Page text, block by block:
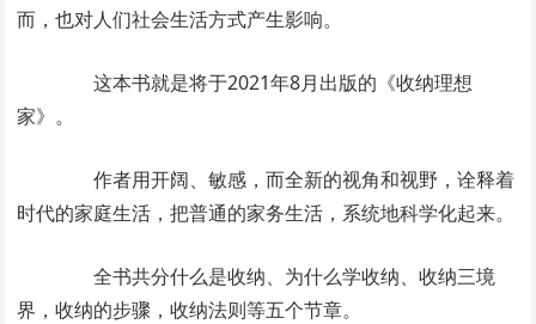
而，也对人们社会生活方式产生影响。
这本书就是将于2021年8月出版的《收纳理想
家》。
作者用开阔、敏感，而全新的视角和视野，诠释着
时代的家庭生活，把普通的家务生活，系统地科学化起来。
全书共分什么是收纳、为什么学收纳、收纳三境
界，收纳的步骤，收纳法则等五个节章。